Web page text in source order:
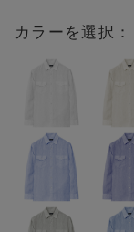
カラーを選択：